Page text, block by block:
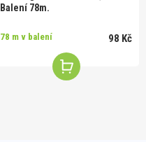
Balení 78m.
78 m v balení 98 Kč